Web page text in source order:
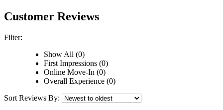
Customer Reviews
Filter:
Show All (0)
First Impressions (0)
Online Move-In (0)
Overall Experience (0)
Sort Reviews By: